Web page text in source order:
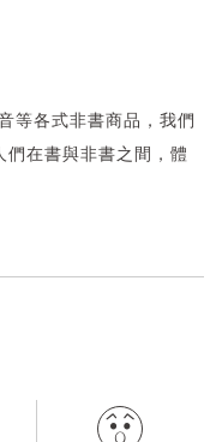
等各式非書商品，我們
們在書與非書之間，體